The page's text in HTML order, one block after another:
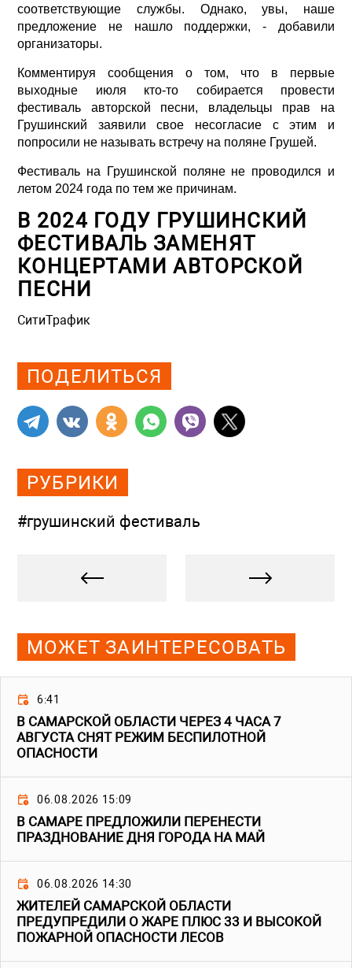
соответствующие службы. Однако, увы, наше
предложение не нашло поддержки, - добавили
организаторы.
Комментируя сообщения о том, что в первые
выходные июля кто-то собирается провести
фестиваль авторской песни, владельцы прав на
Грушинский заявили свое несогласие с этим и
попросили не называть встречу на поляне Грушей.
Фестиваль на Грушинской поляне не проводился и
летом 2024 года по тем же причинам.
В 2024 ГОДУ ГРУШИНСКИЙ
ФЕСТИВАЛЬ ЗАМЕНЯТ
КОНЦЕРТАМИ АВТОРСКОЙ
ПЕСНИ
СитиТрафик
ПОДЕЛИТЬСЯ
РУБРИКИ
#грушинский фестиваль
МОЖЕТ ЗАИНТЕРЕСОВАТЬ
6:41
В САМАРСКОЙ ОБЛАСТИ ЧЕРЕЗ 4 ЧАСА 7
АВГУСТА СНЯТ РЕЖИМ БЕСПИЛОТНОЙ
ОПАСНОСТИ
06.08.2026 15:09
В САМАРЕ ПРЕДЛОЖИЛИ ПЕРЕНЕСТИ
ПРАЗДНОВАНИЕ ДНЯ ГОРОДА НА МАЙ
06.08.2026 14:30
ЖИТЕЛЕЙ САМАРСКОЙ ОБЛАСТИ
ПРЕДУПРЕДИЛИ О ЖАРЕ ПЛЮС 33 И ВЫСОКОЙ
ПОЖАРНОЙ ОПАСНОСТИ ЛЕСОВ